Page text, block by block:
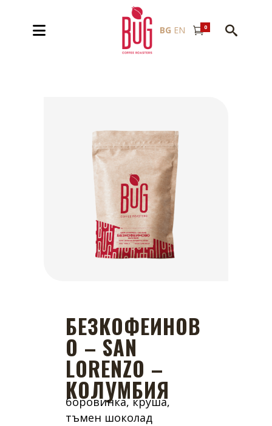
BG EN 0
БЕЗКОФЕИНОВ
О – SAN
LORENZO –
КОЛУМБИЯ
боровинка, круша,
тъмен шоколад